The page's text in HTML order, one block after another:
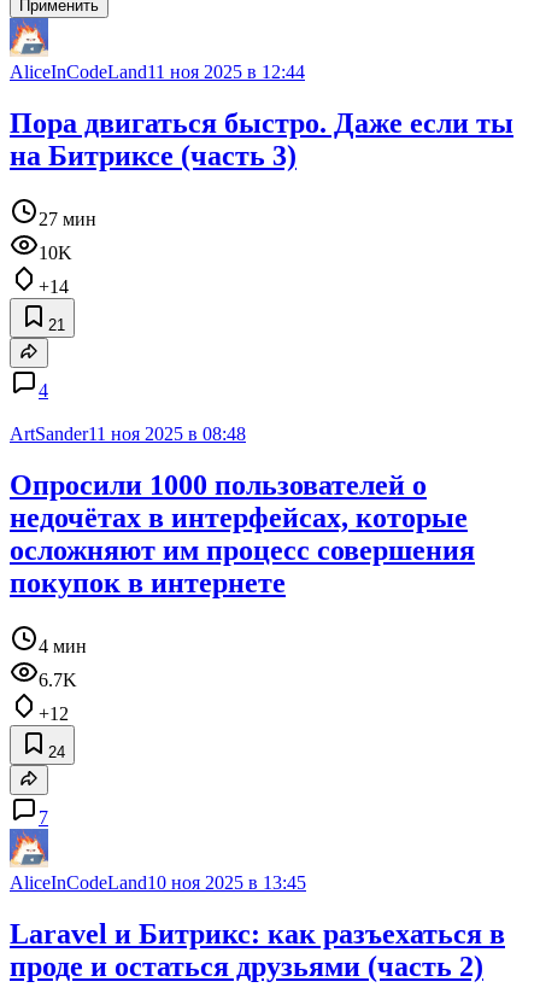
Применить
AliceInCodeLand11 ноя 2025 в 12:44
Пора двигаться быстро. Даже если ты
на Битриксе (часть 3)
27 мин
10K
+14
21
4
ArtSander11 ноя 2025 в 08:48
Опросили 1000 пользователей о
недочётах в интерфейсах, которые
осложняют им процесс совершения
покупок в интернете
4 мин
6.7K
+12
24
7
AliceInCodeLand10 ноя 2025 в 13:45
Laravel и Битрикс: как разъехаться в
проде и остаться друзьями (часть 2)